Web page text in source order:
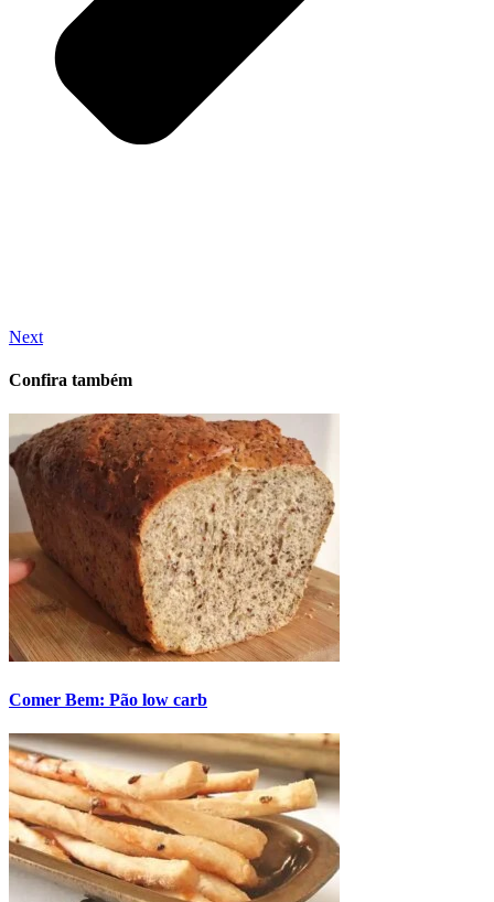
Next
Confira também
Comer Bem: Pão low carb